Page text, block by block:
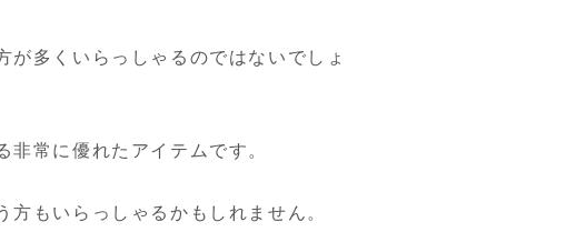
多くいらっしゃるのではないでしょ
常に優れたアイテムです。
もいらっしゃるかもしれません。